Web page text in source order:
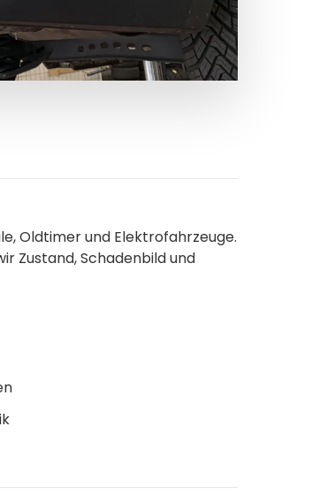
Oldtimer und Elektrofahrzeuge.
Zustand, Schadenbild und